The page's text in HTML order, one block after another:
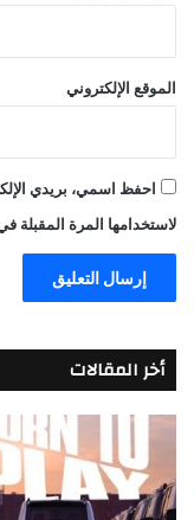
الموقع الإلكتروني
احفظ اسمي، بريدي
لاستخدامها المرة المقبلة
أخر المقالات